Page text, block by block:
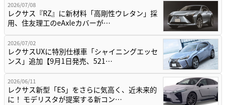
2026/07/08
レクサス『RZ』に新材料「高剛性ウレタン」採
用、住友理工のeAxleカバーが…
2026/07/02
レクサスUXに特別仕様車「シャイニングエッセ
ンス」追加【9月1日発売、521…
2026/06/11
レクサス新型「ES」をさらに気高く、近未来的
に！ モデリスタが提案する新コン…